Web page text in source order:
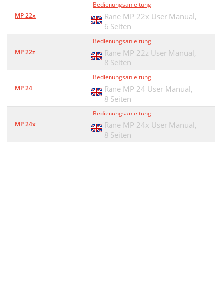
MP 22x
Bedienungsanleitung
Rane MP 22x User Manual,
6 Seiten
MP 22z
Bedienungsanleitung
Rane MP 22z User Manual,
8 Seiten
MP 24
Bedienungsanleitung
Rane MP 24 User Manual,
8 Seiten
MP 24x
Bedienungsanleitung
Rane MP 24x User Manual,
8 Seiten